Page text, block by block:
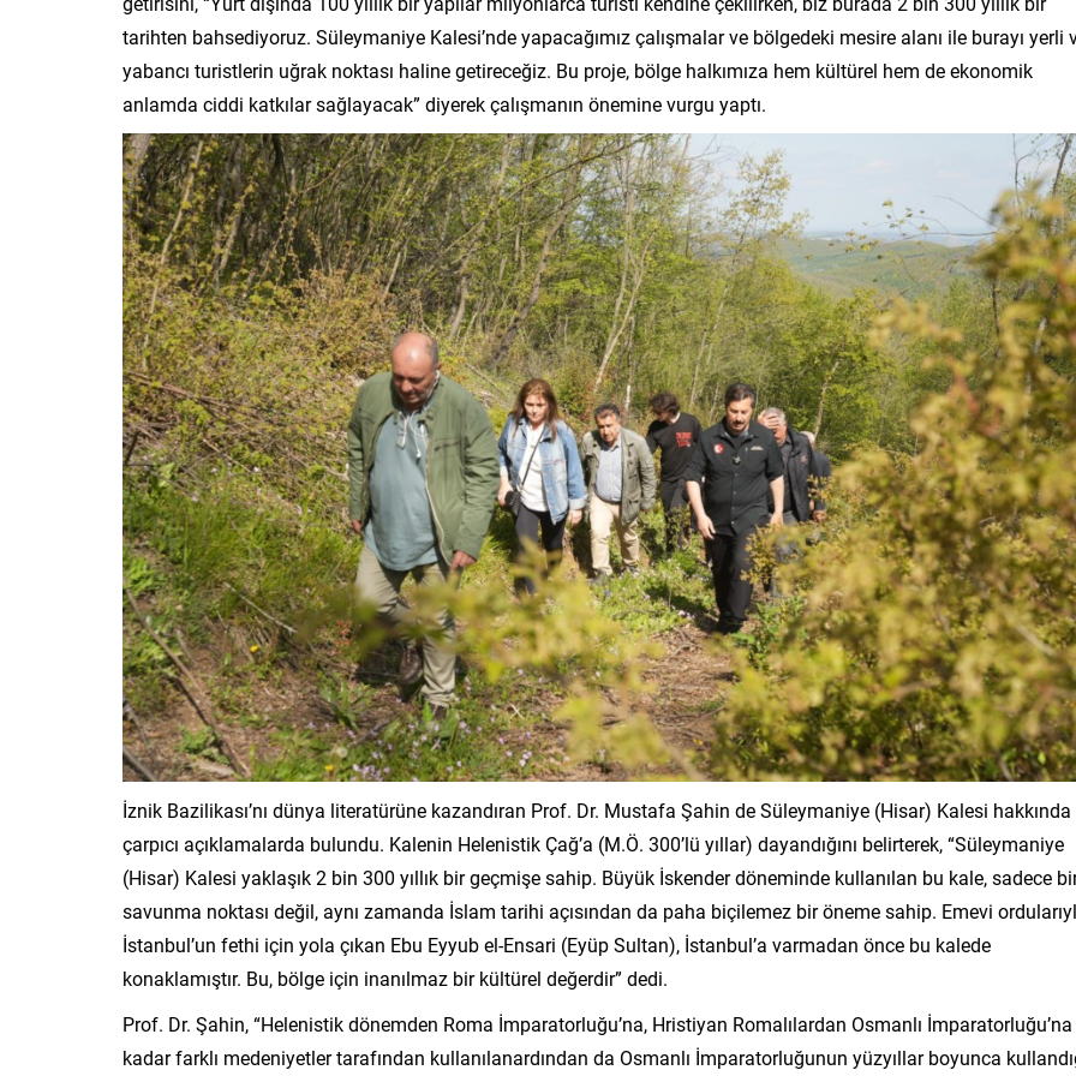
tarihten bahsediyoruz. Süleymaniye Kalesi’nde yapacağımız çalışmalar ve bölgedeki mesire alanı ile burayı yerli
yabancı turistlerin uğrak noktası haline getireceğiz. Bu proje, bölge halkımıza hem kültürel hem de ekonomik
anlamda ciddi katkılar sağlayacak” diyerek çalışmanın önemine vurgu yaptı.
İznik Bazilikası’nı dünya literatürüne kazandıran Prof. Dr. Mustafa Şahin de Süleymaniye (Hisar) Kalesi hakkında
çarpıcı açıklamalarda bulundu. Kalenin Helenistik Çağ’a (M.Ö. 300’lü yıllar) dayandığını belirterek, “Süleymaniye
(Hisar) Kalesi yaklaşık 2 bin 300 yıllık bir geçmişe sahip. Büyük İskender döneminde kullanılan bu kale, sadece
savunma noktası değil, aynı zamanda İslam tarihi açısından da paha biçilemez bir öneme sahip. Emevi
İstanbul’un fethi için yola çıkan Ebu Eyyub el-Ensari (Eyüp Sultan), İstanbul’a varmadan önce bu kalede
konaklamıştır. Bu, bölge için inanılmaz bir kültürel değerdir” dedi.
Prof. Dr. Şahin, “Helenistik dönemden Roma İmparatorluğu’na, Hristiyan Romalılardan Osmanlı İmparatorluğu’na
kadar farklı medeniyetler tarafından kullanılanardından da Osmanlı İmparatorluğunun yüzyıllar boyunca